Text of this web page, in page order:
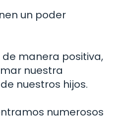
un poder
manera positiva,
nuestra
nuestros hijos.
numerosos